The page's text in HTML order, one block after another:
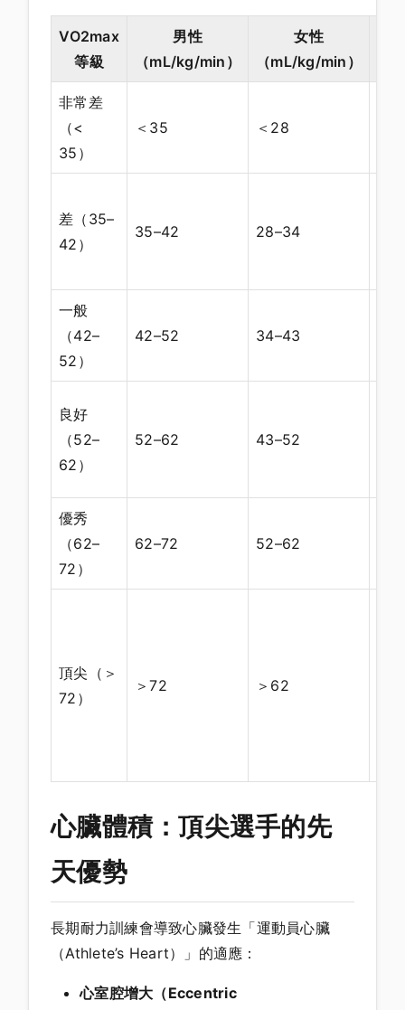
VO2max
等級
男性
（mL/kg/min）
女性
（mL/kg/min）
非常差
（<
35）
＜35 ＜28
差（35–
42）
35–42 28–34
一般
（42–
52）
42–52 34–43
良好
（52–
62）
52–62 43–52
優秀
（62–
72）
62–72 52–62
頂尖（＞
72）
＞72 ＞62
心臟體積：頂尖選手的先
天優勢
長期耐力訓練會導致心臟發生「運動員心臟
（Athlete’s Heart）」的適應：
心室腔增大（Eccentric